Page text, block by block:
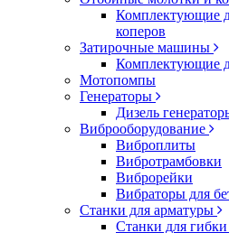
Комплектующие
коперов
Затирочные машины
Комплектующие
Мотопомпы
Генераторы
Дизель
Виброоборудование
Виброплиты
Вибротрамбовки
Виброрейки
Вибраторы для
Станки для арматуры
Станки для